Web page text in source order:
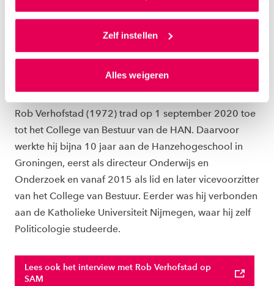
Als je op ‘Alles accepteren’ klikt dan geef je ons
toestemming om cookies voor social media en
gepersonaliseerde advertenties te plaatsen. Lees
cookiestatement. Via ‘Zelf instellen’ kun je ook zelf
instellen welke cookies we plaatsen. Je kunt je
toestemming altijd wijzigen of intrekken via
Zelf instellen
Alles weigeren
ROB VERHOFSTAD
Rob Verhofstad (1972) trad op 1 september 2020 toe
tot het College van Bestuur van de HAN. Daarvoor
werkte hij bijna 10 jaar aan de Hanzehogeschool in
Groningen, eerst als directeur Onderwijs en
Onderzoek en vanaf 2015 als lid en later vicevoorzitter
van het College van Bestuur. Eerder was hij verbonden
aan de Katholieke Universiteit Nijmegen, waar hij zelf
Politicologie studeerde.
Lees ook het interview met Rob Verhofstad op
SAM